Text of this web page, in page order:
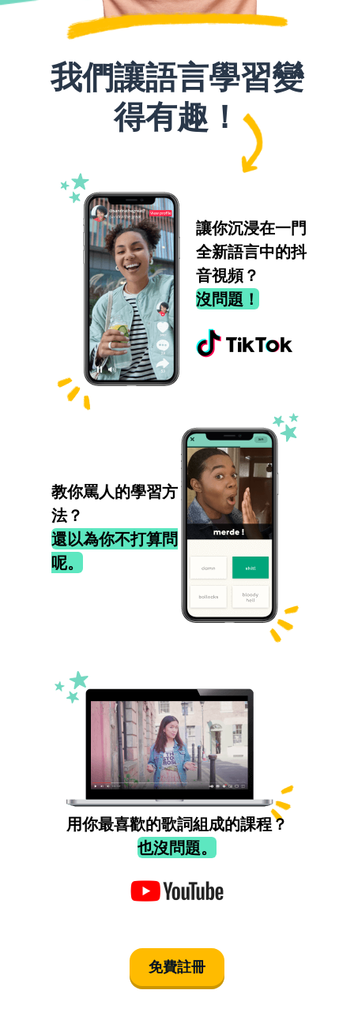
我們讓語言學習變
得有趣！
讓你沉浸在一門
全新語言中的抖
音視頻？
沒問題！
教你罵人的學習方
法？
還以為你不打算問
呢。
用你最喜歡的歌詞組成的課程？
也沒問題。
免費註冊